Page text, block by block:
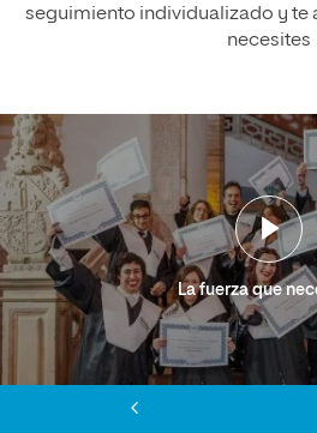
seguimiento individualizado y te
necesites
La fuerza que